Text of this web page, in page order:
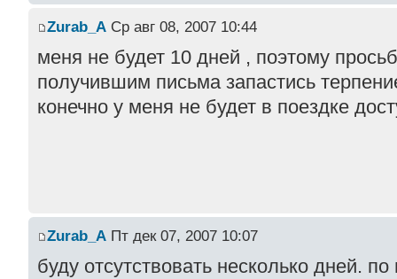
Zurab_A Ср авг 08, 2007 10:44
меня не будет 10 дней , поэтому
получившим письма запастись
конечно у меня не будет в поездке
Zurab_A Пт дек 07, 2007 10:07
буду отсутствовать несколько дней.